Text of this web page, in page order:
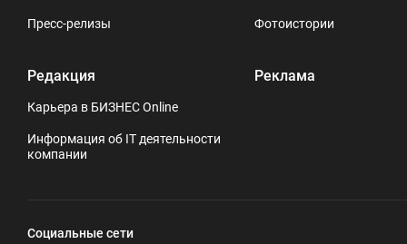
Пресс-релизы
Редакция
Карьера в БИЗНЕС Online
Информация об IT деятельности
компании
Фотоистории
Реклама
Социальные сети